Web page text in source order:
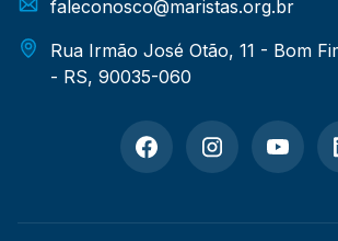
faleconosco@maristas.org.br
Rua Irmão José Otão, 11 - Bom
- RS, 90035-060